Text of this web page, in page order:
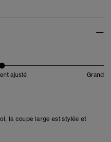
ajusté Grand
la coupe large est stylée et